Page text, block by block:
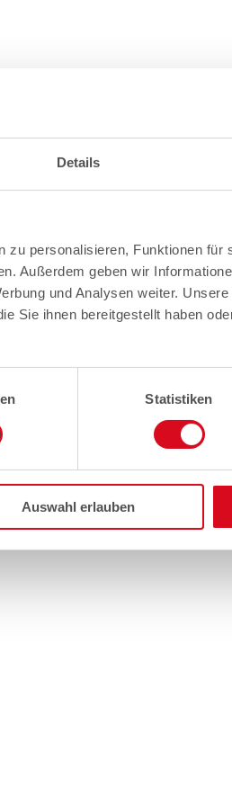
Details
zu personalisieren, Funktionen für
Außerdem geben wir
und Analysen weiter.
Sie ihnen bereitgestellt haben
Statistiken
Auswahl erlauben